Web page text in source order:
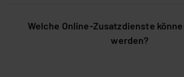
Welche Online-Zusatzdienste
werden?